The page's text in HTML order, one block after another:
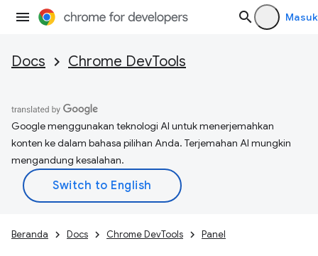
Masuk
Docs Chrome DevTools
Google menggunakan teknologi AI untuk menerjemahkan
konten ke dalam bahasa pilihan Anda. Terjemahan AI mungkin
mengandung kesalahan.
Beranda Docs Chrome DevTools Panel